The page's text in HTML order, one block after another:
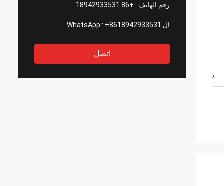
رقم الهاتف : +86 18942933531
ال WhatsApp : +8618942933531
اتصل